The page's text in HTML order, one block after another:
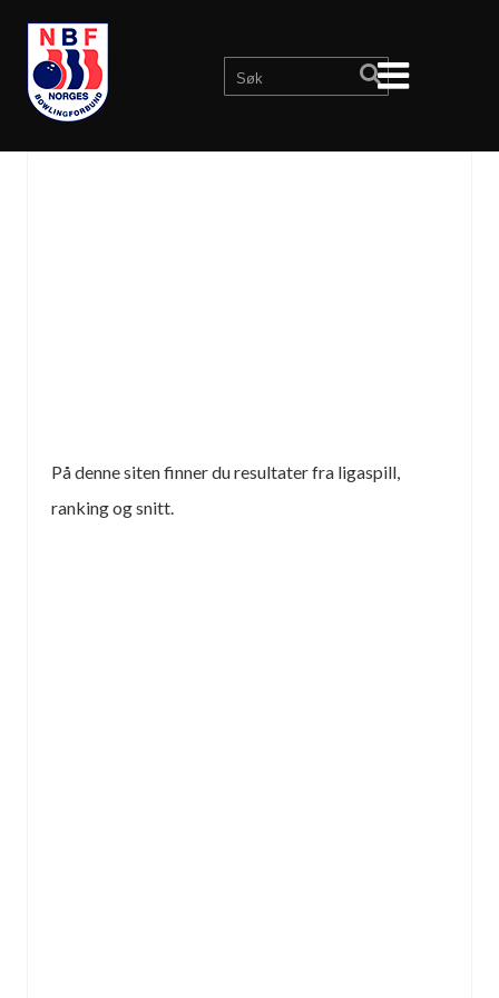
På denne siten finner du resultater fra ligaspill,
ranking og snitt.